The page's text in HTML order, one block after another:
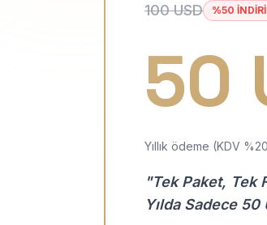
100 USD %50
50
Yıllık ödeme (KDV
"Tek Paket, Tek
Yılda Sadece 50